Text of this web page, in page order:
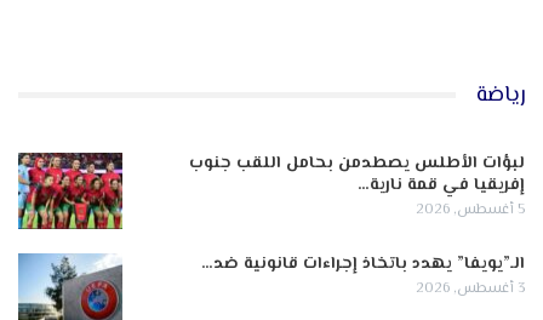
رياضة
لبؤات الأطلس يصطدمن بحامل اللقب جنوب
إفريقيا في قمة نارية…
5 أغسطس, 2026
الـ”يويفا” يهدد باتخاذ إجراءات قانونية ضد…
3 أغسطس, 2026